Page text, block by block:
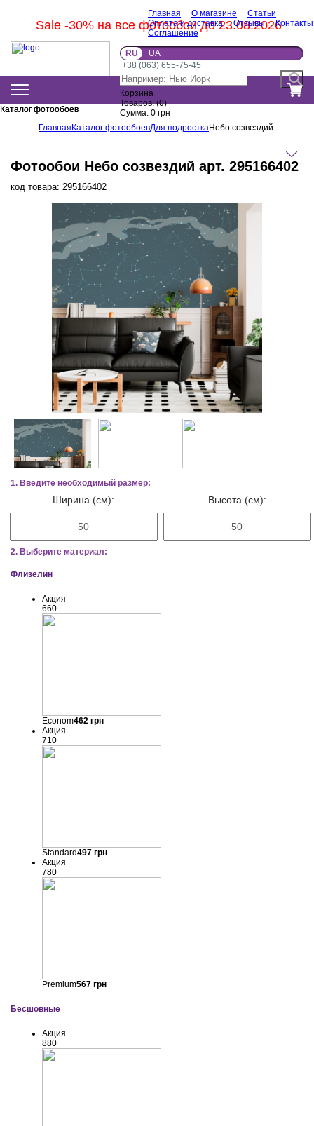
Sale -30% на все фотообои до 23.08.2026
Главная О магазине
Статьи
Оплата и доставка
Отзывы
Контакты
Соглашение
RU
UA
+38 (063) 655-75-45
Корзина
Товаров:(0)
Сумма: 0 грн
Каталог фотообоев
Каталог фотообоев
Главная Каталог фотообоевДля подросткаНебо созвездий
Фотообои Небо созвездий арт. 295166402
код товара: 295166402
1. Введите необходимый размер:
Ширина (см): Высота (см):
2. Выберите материал:
Флизелин
Акция
660
Econom462грн
Акция
710
Standard497грн
Акция
780
Premium567грн
Бесшовные
Акция
880